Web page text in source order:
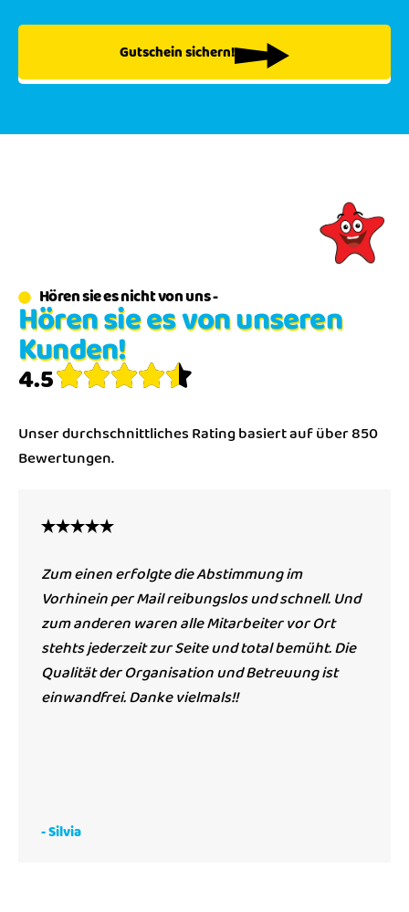
Gutschein sichern!
Hören sie es nicht von uns -
Hören sie es von unseren
Kunden!
4.5
Unser durchschnittliches Rating basiert auf über 850
Bewertungen.
Zum einen erfolgte die Abstimmung im
Vorhinein per Mail reibungslos und schnell. Und
zum anderen waren alle Mitarbeiter vor Ort
stehts jederzeit zur Seite und total bemüht. Die
Qualität der Organisation und Betreuung ist
einwandfrei. Danke vielmals!!
- Silvia